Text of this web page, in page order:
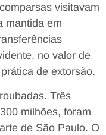
visitavam
mantida em
no valor de
de extorsão.
Três
milhões, foram
de São Paulo. O